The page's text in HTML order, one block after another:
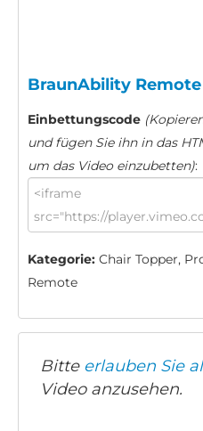
BraunAbility
Einbettungscode
und fügen Sie ihn in das
um das Video einzubetten):
Kategorie: Chair Topper,
Remote
Bitte erlauben Sie
Video anzusehen.